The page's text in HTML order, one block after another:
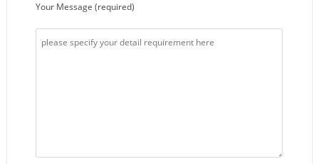
Your Message (required)